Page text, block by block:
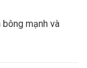
mạnh và